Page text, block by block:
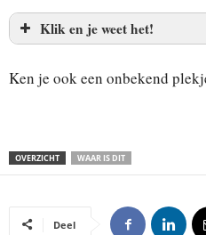
Klik en je weet het!
Ken je ook een onbekend
OVERZICHT WAAR IS DIT
Deel